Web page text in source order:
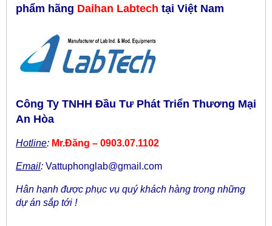
phẩm hãng Daihan Labtech tại Việt Nam
Công Ty TNHH Đầu Tư Phát Triển Thương Mại
An Hòa
Hotline: Mr.Đăng – 0903.07.1102
Email: Vattuphonglab@gmail.com
Hân hạnh được phục vụ quý khách hàng trong những
dự án sắp tới !